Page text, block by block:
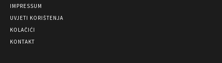
IMPRESSUM
UVJETI KORIŠTENJA
KOLAČIĆI
KONTAKT